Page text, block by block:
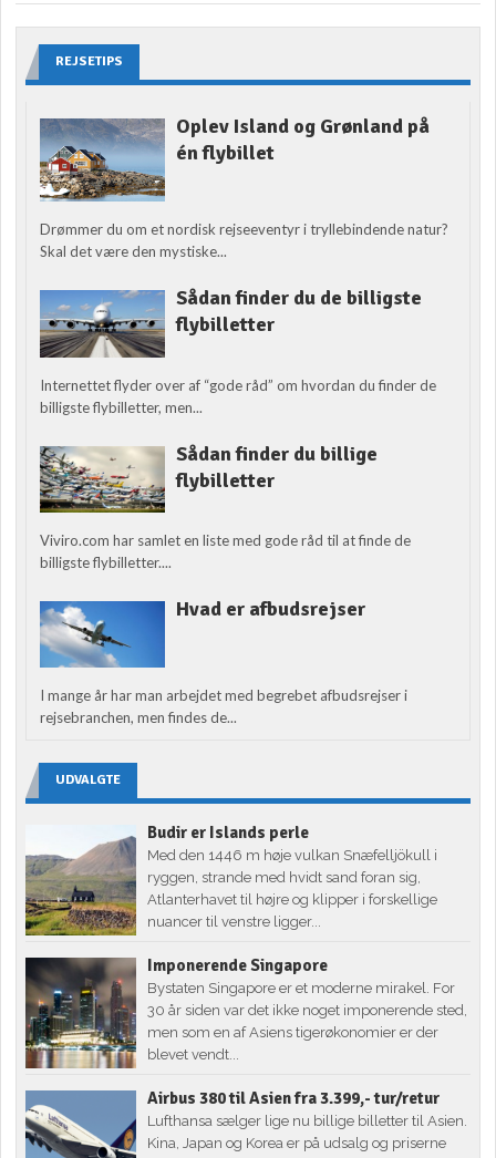
REJSETIPS
Oplev Island og Grønland på
én flybillet
Drømmer du om et nordisk rejseeventyr i tryllebindende natur?
Skal det være den mystiske...
Sådan finder du de billigste
flybilletter
Internettet flyder over af “gode råd” om hvordan du finder de
billigste flybilletter, men...
Sådan finder du billige
flybilletter
Viviro.com har samlet en liste med gode råd til at finde de
billigste flybilletter....
Hvad er afbudsrejser
I mange år har man arbejdet med begrebet afbudsrejser i
rejsebranchen, men findes de...
UDVALGTE
Budir er Islands perle
Med den 1446 m høje vulkan Snæfelljökull i
ryggen, strande med hvidt sand foran sig,
Atlanterhavet til højre og klipper i forskellige
nuancer til venstre ligger...
Imponerende Singapore
Bystaten Singapore er et moderne mirakel. For
30 år siden var det ikke noget imponerende sted,
men som en af Asiens tigerøkonomier er der
blevet vendt...
Airbus 380 til Asien fra 3.399,- tur/retur
Lufthansa sælger lige nu billige billetter til Asien.
Kina, Japan og Korea er på udsalg og priserne